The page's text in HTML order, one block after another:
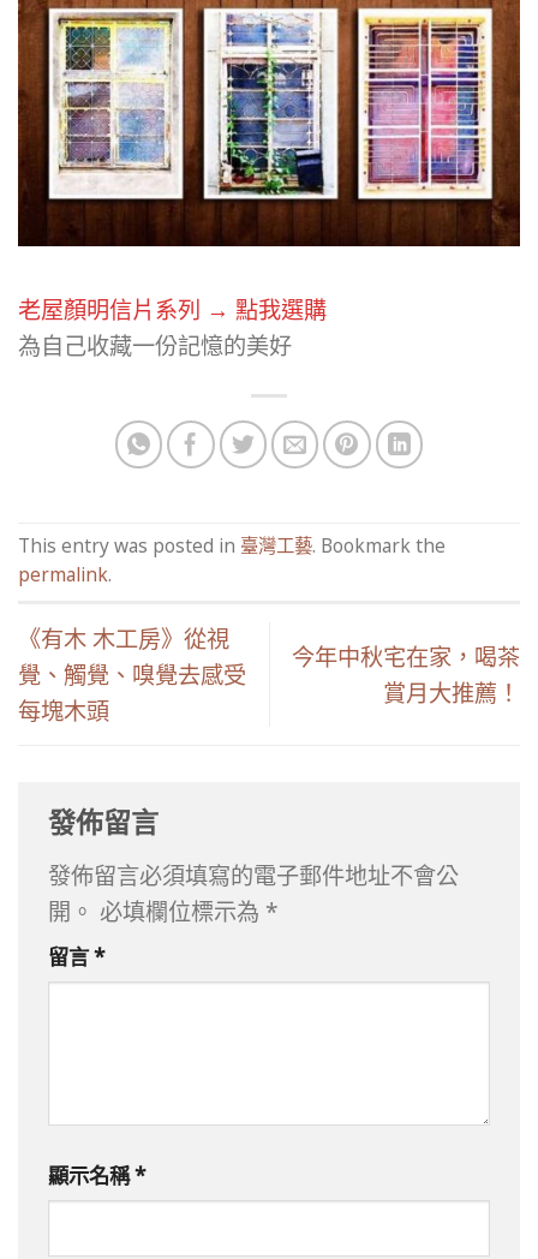
老屋顏明信片系列 → 點我選購
為自己收藏一份記憶的美好
This entry was posted in 臺灣工藝. Bookmark the
permalink.
《有木 木工房》從視
覺、觸覺、嗅覺去感受
每塊木頭
今年中秋宅在家，喝茶
賞月大推薦！
發佈留言
發佈留言必須填寫的電子郵件地址不會公
開。 必填欄位標示為 *
留言*
顯示名稱*